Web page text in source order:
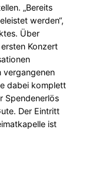
„Bereits
werden“,
Über
Konzert
vergangenen
dabei komplett
Spendenerlös
Der Eintritt
ist